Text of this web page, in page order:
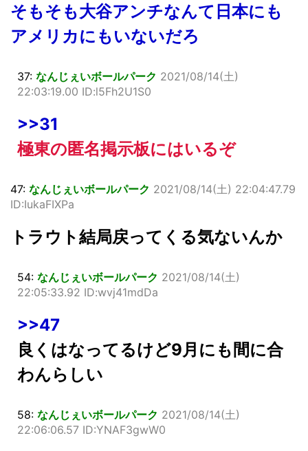
そもそも大谷アンチなんて日本にも
アメリカにもいないだろ
37: なんじぇいボールパーク 2021/08/14(土)
22:03:19.00 ID:l5Fh2U1S0
>>31
極東の匿名掲示板にはいるぞ
47: なんじぇいボールパーク 2021/08/14(土) 22:04:47.79
ID:IukaFIXPa
トラウト結局戻ってくる気ないんか
54: なんじぇいボールパーク 2021/08/14(土)
22:05:33.92 ID:wvj41mdDa
>>47
良くはなってるけど9月にも間に合
わんらしい
58: なんじぇいボールパーク 2021/08/14(土)
22:06:06.57 ID:YNAF3gwW0